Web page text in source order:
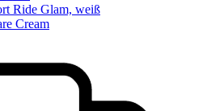
Ride Glam, weiß
Cream